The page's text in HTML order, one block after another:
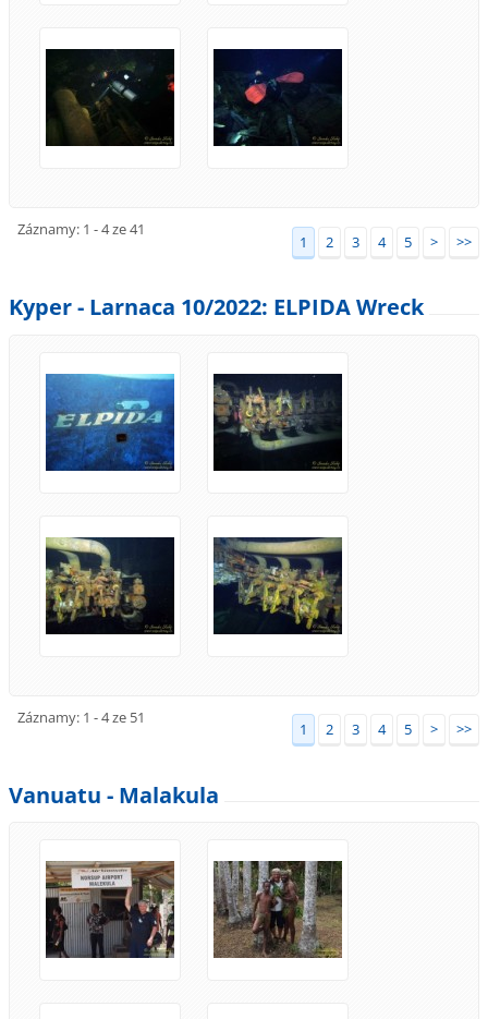
Záznamy: 1 - 4 ze 41
1 2 3 4 5 > >>
Kyper - Larnaca 10/2022: ELPIDA Wreck
Záznamy: 1 - 4 ze 51
1 2 3 4 5 > >>
Vanuatu - Malakula